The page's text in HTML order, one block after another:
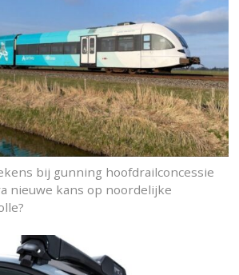
bij gunning hoofdrailconcessie
nieuwe kans op noordelijke